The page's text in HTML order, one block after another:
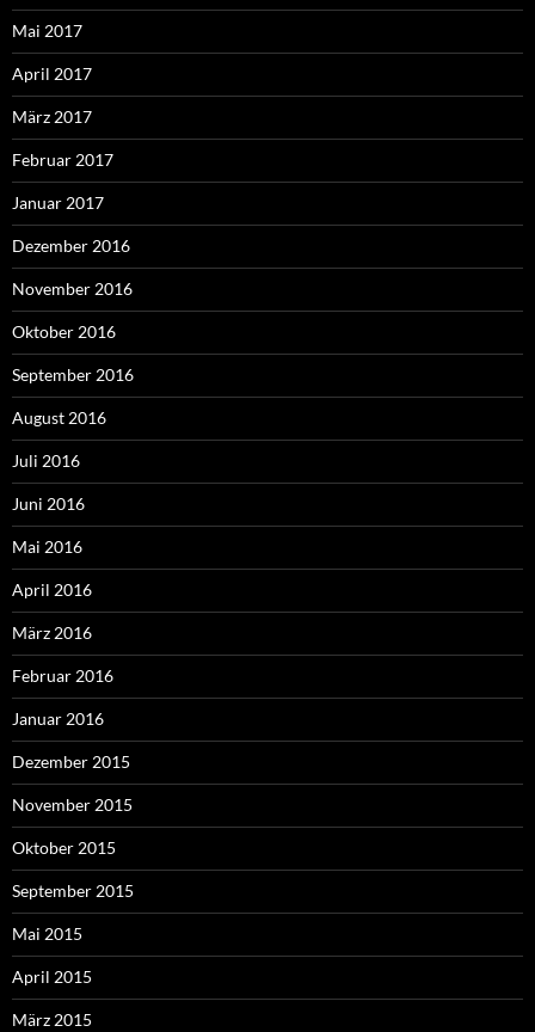
Mai 2017
April 2017
März 2017
Februar 2017
Januar 2017
Dezember 2016
November 2016
Oktober 2016
September 2016
August 2016
Juli 2016
Juni 2016
Mai 2016
April 2016
März 2016
Februar 2016
Januar 2016
Dezember 2015
November 2015
Oktober 2015
September 2015
Mai 2015
April 2015
März 2015